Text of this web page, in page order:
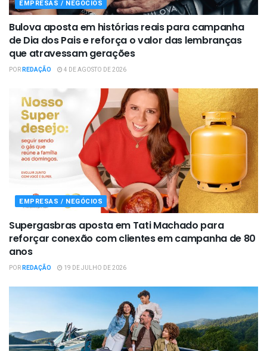
EMPRESAS / NEGÓCIOS
Bulova aposta em histórias reais para campanha
de Dia dos Pais e reforça o valor das lembranças
que atravessam gerações
PORREDAÇÃO 4 DE AGOSTO DE 2026
EMPRESAS / NEGÓCIOS
Supergasbras aposta em Tati Machado para
reforçar conexão com clientes em campanha de 80
anos
PORREDAÇÃO 19 DE JULHO DE 2026